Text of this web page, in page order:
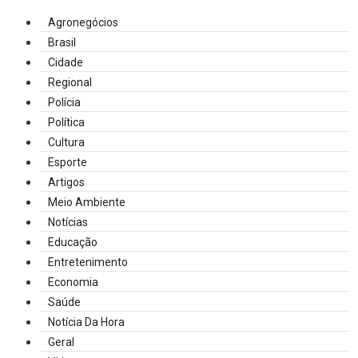
Agronegócios
Brasil
Cidade
Regional
Polícia
Política
Cultura
Esporte
Artigos
Meio Ambiente
Notícias
Educação
Entretenimento
Economia
Saúde
Notícia Da Hora
Geral